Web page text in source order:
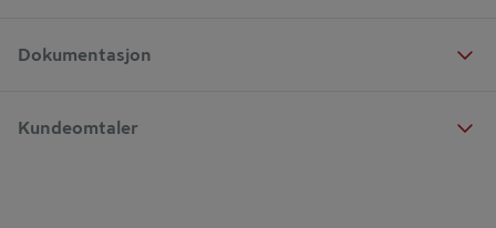
Dokumentasjon
Kundeomtaler